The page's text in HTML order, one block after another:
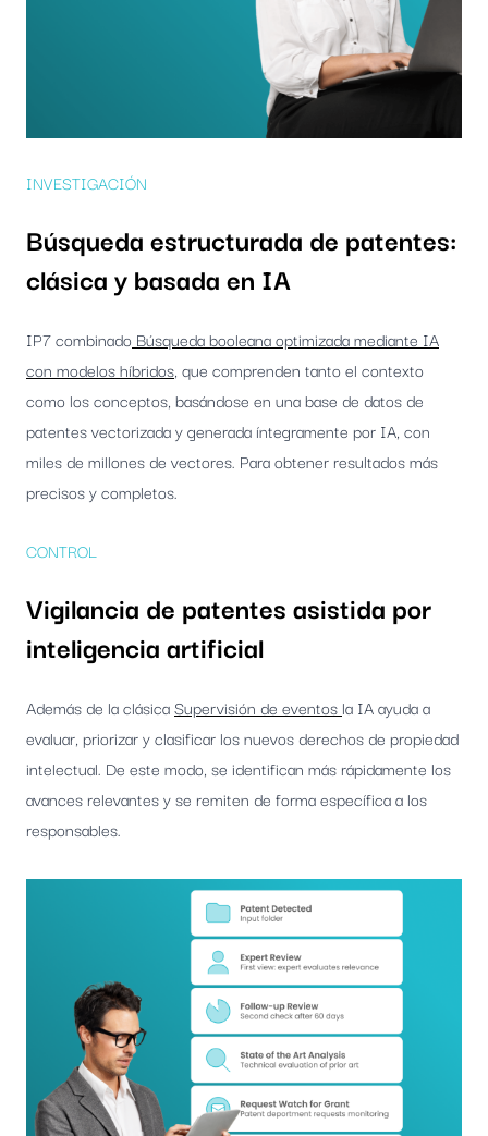
INVESTIGACIÓN
Búsqueda estructurada de patentes:
clásica y basada en IA
IP7 combinado Búsqueda booleana optimizada mediante IA
con modelos híbridos, que comprenden tanto el contexto
como los conceptos, basándose en una base de datos de
patentes vectorizada y generada íntegramente por IA, con
miles de millones de vectores. Para obtener resultados más
precisos y completos.
CONTROL
Vigilancia de patentes asistida por
inteligencia artificial
Además de la clásicaSupervisión de eventos la IA ayuda a
evaluar, priorizar y clasificar los nuevos derechos de propiedad
intelectual. De este modo, se identifican más rápidamente los
avances relevantes y se remiten de forma específica a los
responsables.